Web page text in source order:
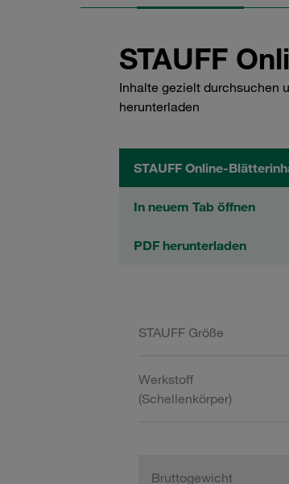
STAUFF
Inhalte gezielt durchsuchen
herunterladen
STAUFF Online-
In neuem Tab öffnen
PDF herunterladen
STAUFF Größe
Werkstoff
(Schellenkörper)
Bruttogewicht